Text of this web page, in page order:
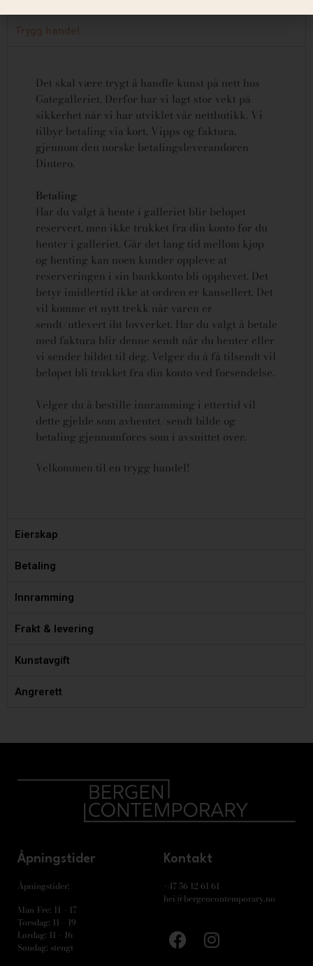
Det skal være trygt å handle kunst på nett hos
Gategalleriet. Derfor har vi lagt stor vekt på
sikkerhet når vi har utviklet vår nettbutikk. Vi
tilbyr betaling via kort, Vipps og faktura,
gjennom den norske betalingsleverandøren
Dintero.
Betaling
Har du valgt å hente i galleriet blir beløpet
reservert, men ikke trukket fra din konto før du
henter i galleriet. Går det lang tid mellom kjøp
og henting kan noen kunder oppleve at
reserveringen i sin bankkonto bli opphevet. Det
betyr imidlertid ikke at ordren er kansellert. Det
vil komme et nytt trekk når varen er
sendt/utlevert iht lovverket. Har du valgt å betale
med faktura blir denne sendt når du henter eller
vi sender bildet til deg. Velger du å få tilsendt vil
beløpet bli trukket fra din konto ved forsendelse.
Velger du å bestille innramming i ettertid vil
dette gjelde som avhentet/sendt bilde og
betaling gjennomføres som i avsnittet over.
Velkommen til en trygg handel!
Eierskap
Betaling
Innramming
Frakt & levering
Kunstavgift
Angrerett
Åpningstider
Åpningstider:
Man-Fre: 11 – 17
Torsdag: 11 – 19
Lørdag: 11 – 16
Søndag: stengt
Kontakt
+47 56 12 61 61
hei@bergencontemporary.no